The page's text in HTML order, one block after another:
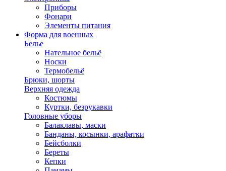
Приборы
Фонари
Элементы питания
Форма для военных
Белье
Нательное бельё
Носки
Термобельё
Брюки, шорты
Верхняя одежда
Костюмы
Куртки, безрукавки
Головные уборы
Балаклавы, маски
Банданы, косынки, арафатки
Бейсболки
Береты
Кепки